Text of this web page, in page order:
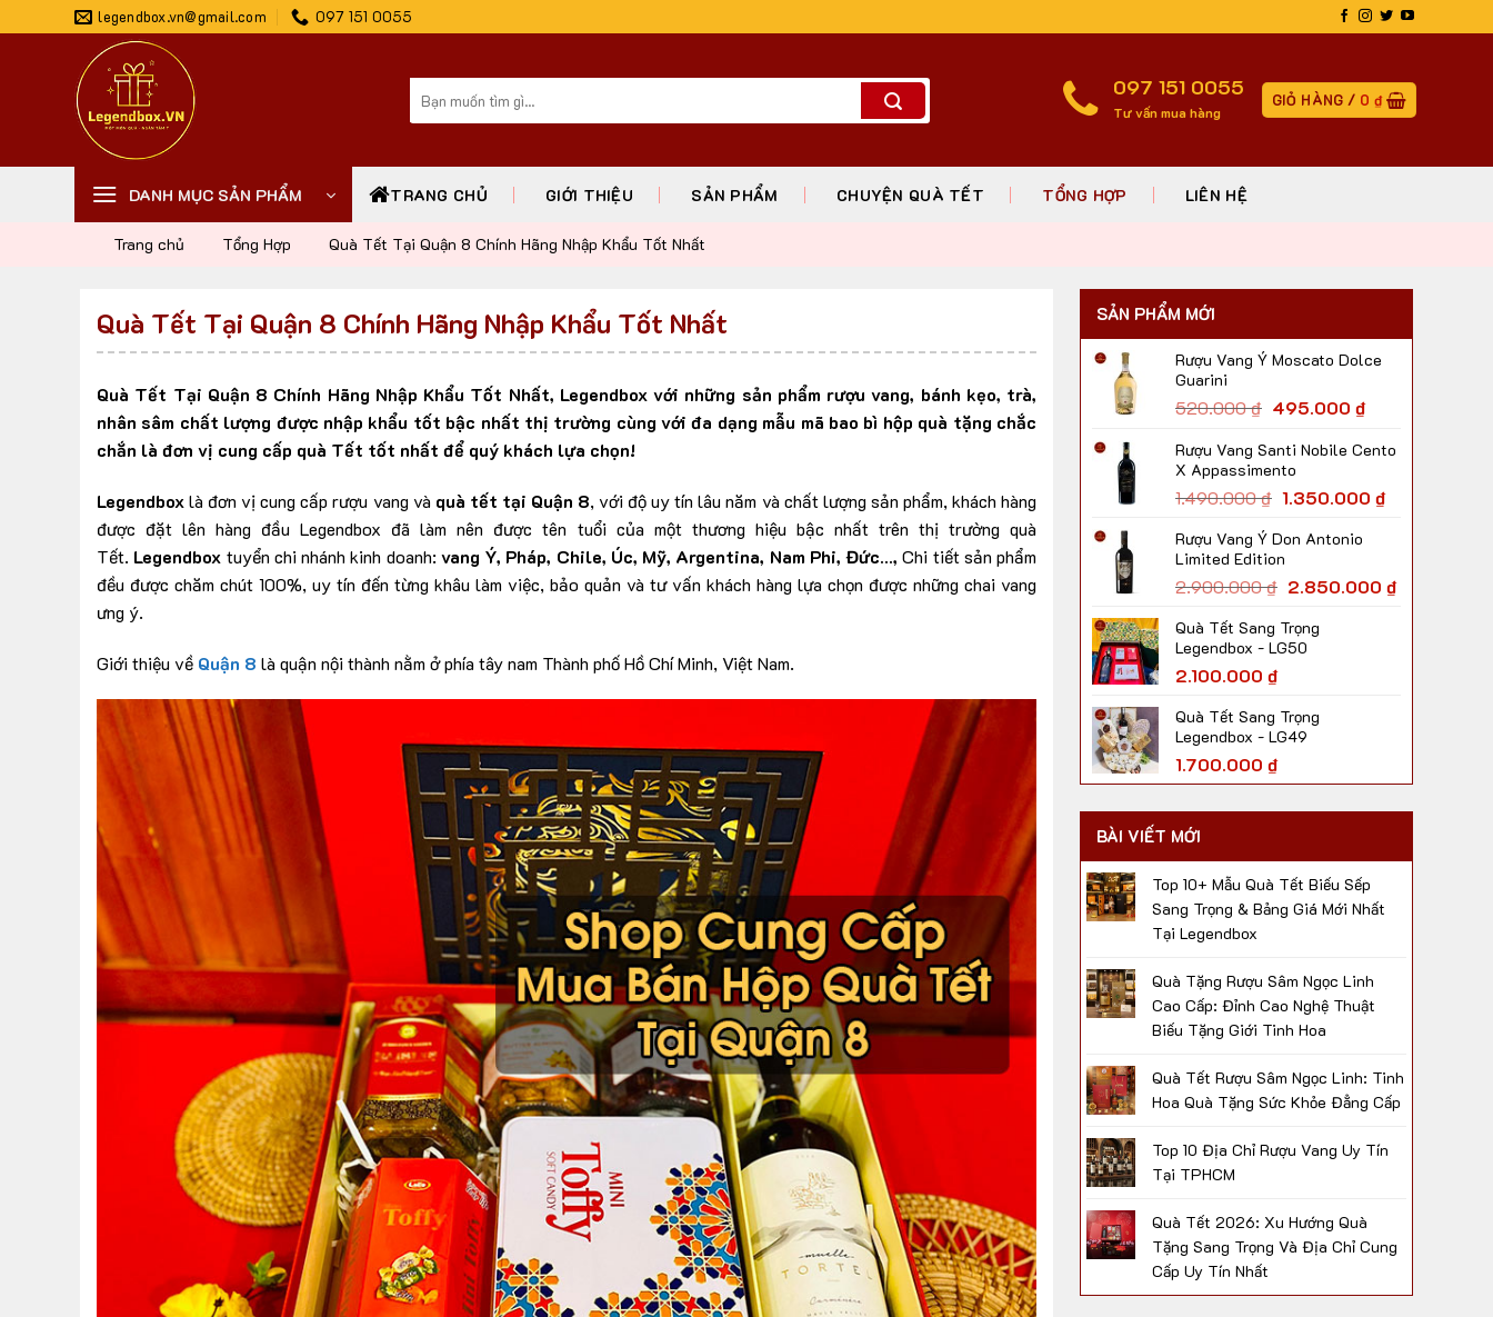
legendbox.vn@gmail.com 097 151 0055
kiếm:
097 151 0055
Tư vấn mua hàng
GIỎ HÀNG / 0 ₫
DANH MỤC SẢN PHẨM TRANG CHỦ GIỚI THIỆU SẢN PHẨM CHUYỆN QUÀ TẾT TỔNG HỢP LIÊN HỆ
Trang chủ Tổng Hợp Quà Tết Tại Quận 8 Chính Hãng Nhập Khẩu Tốt Nhất
Quà Tết Tại Quận 8 Chính Hãng Nhập Khẩu Tốt Nhất
Quà Tết Tại Quận 8 Chính Hãng Nhập Khẩu Tốt Nhất, Legendbox với những sản phẩm rượu vang, bánh kẹo, trà,
nhân sâm chất lượng được nhập khẩu tốt bậc nhất thị trường cùng với đa dạng mẫu mã bao bì hộp quà tặng chắc
chắn là đơn vị cung cấp quà Tết tốt nhất để quý khách lựa chọn!
Legendbox là đơn vị cung cấp rượu vang và quà tết tại Quận 8, với độ uy tín lâu năm và chất lượng sản phẩm, khách hàng
được đặt lên hàng đầu Legendbox đã làm nên được tên tuổi của một thương hiệu bậc nhất trên thị trường quà
Tết. Legendbox tuyển chi nhánh kinh doanh: vang Ý, Pháp, Chile, Úc, Mỹ, Argentina, Nam Phi, Đức…, Chi tiết sản phẩm
đều được chăm chút 100%, uy tín đến từng khâu làm việc, bảo quản và tư vấn khách hàng lựa chọn được những chai vang
ưng ý.
Giới thiệu về Quận 8 là quận nội thành nằm ở phía tây nam Thành phố Hồ Chí Minh, Việt Nam.
SẢN PHẨM MỚI
Rượu Vang Ý Moscato Dolce
Guarini
520.000₫ 495.000 ₫
Rượu Vang Santi Nobile Cento
X Appassimento
1.490.000₫ 1.350.000 ₫
Rượu Vang Ý Don Antonio
Limited Edition
2.900.000₫ 2.850.000 ₫
Quà Tết Sang Trọng
Legendbox - LG50
2.100.000 ₫
Quà Tết Sang Trọng
Legendbox - LG49
1.700.000 ₫
BÀI VIẾT MỚI
Top 10+ Mẫu Quà Tết Biếu Sếp
Sang Trọng & Bảng Giá Mới Nhất
Tại Legendbox
Quà Tặng Rượu Sâm Ngọc Linh
Cao Cấp: Đỉnh Cao Nghệ Thuật
Biếu Tặng Giới Tinh Hoa
Quà Tết Rượu Sâm Ngọc Linh: Tinh
Hoa Quà Tặng Sức Khỏe Đẳng Cấp
Top 10 Địa Chỉ Rượu Vang Uy Tín
Tại TPHCM
Quà Tết 2026: Xu Hướng Quà
Tặng Sang Trọng Và Địa Chỉ Cung
Cấp Uy Tín Nhất